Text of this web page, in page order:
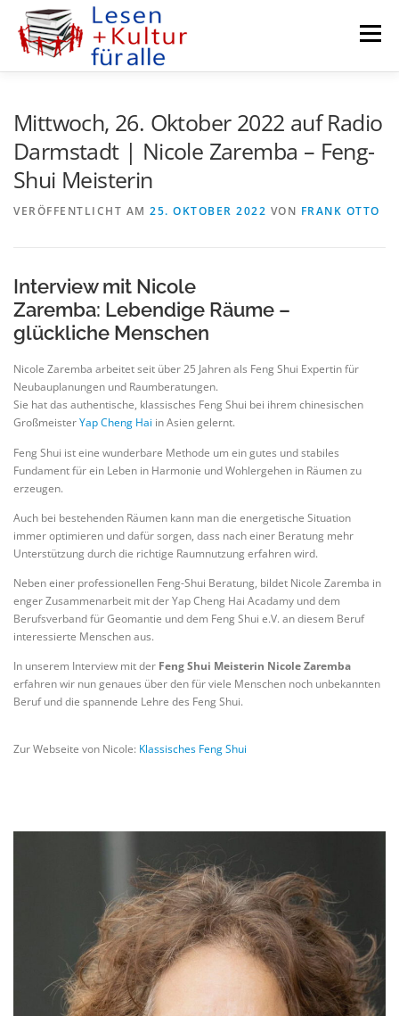
Inhalt
springen
Menü
PODCASTS KULTUR MEETS BUSINESS
Mittwoch, 26. Oktober 2022 auf Radio
Darmstadt | Nicole Zaremba – Feng-
Shui Meisterin
VERÖFFENTLICHT AM 25. OKTOBER 2022 VON FRANK OTTO
Interview mit Nicole
Zaremba: Lebendige Räume –
glückliche Menschen
Nicole Zaremba arbeitet seit über 25 Jahren als Feng Shui Expertin für
Neubauplanungen und Raumberatungen.
Sie hat das authentische, klassisches Feng Shui bei ihrem chinesischen
GroßmeisterYap Cheng Hai in Asien gelernt.
Feng Shui ist eine wunderbare Methode um ein gutes und stabiles
Fundament für ein Leben in Harmonie und Wohlergehen in Räumen zu
erzeugen.
Auch bei bestehenden Räumen kann man die energetische Situation
immer optimieren und dafür sorgen, dass nach einer Beratung mehr
Unterstützung durch die richtige Raumnutzung erfahren wird.
Neben einer professionellen Feng-Shui Beratung, bildet Nicole Zaremba in
enger Zusammenarbeit mit der Yap Cheng Hai Acadamy und dem
Berufsverband für Geomantie und dem Feng Shui e.V. an diesem Beruf
interessierte Menschen aus.
In unserem Interview mit der Feng Shui Meisterin Nicole Zaremba
erfahren wir nun genaues über den für viele Menschen noch unbekannten
Beruf und die spannende Lehre des Feng Shui.
Zur Webseite von Nicole: Klassisches Feng Shui